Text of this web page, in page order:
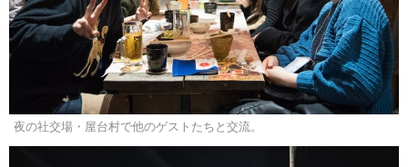
夜の社交場・屋台村で他のゲストたちと交流。